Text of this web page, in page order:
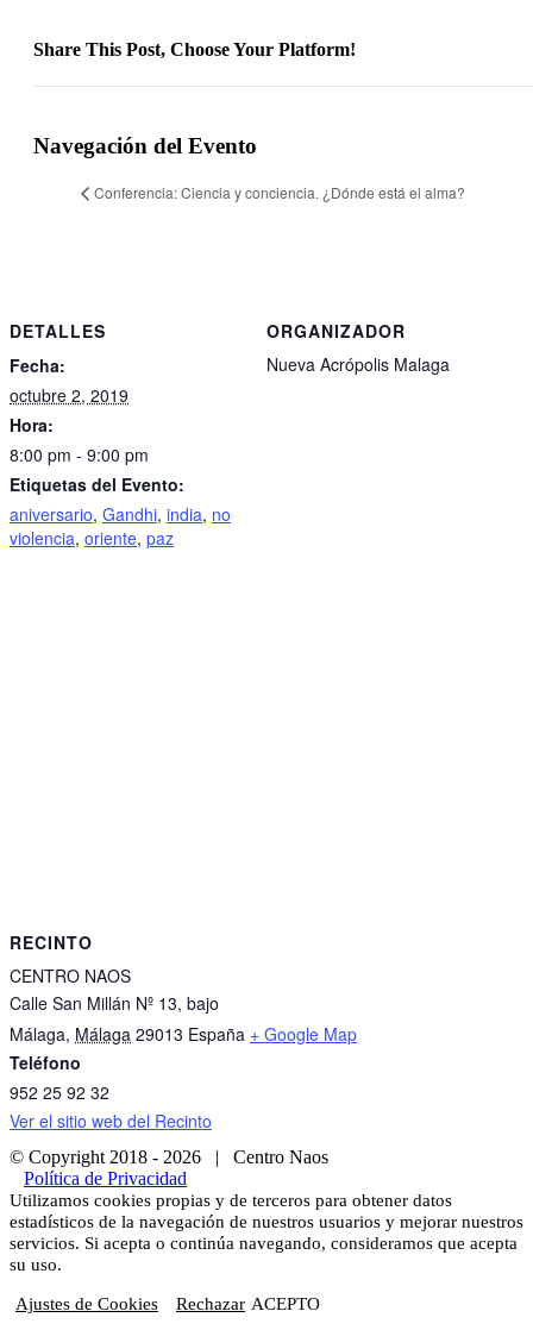
Share This Post, Choose Your Platform!
Navegación del Evento
Conferencia: Ciencia y conciencia. ¿Dónde está el alma?
DETALLES
Fecha:
octubre 2, 2019
Hora:
8:00 pm - 9:00 pm
Etiquetas del Evento:
aniversario, Gandhi, india, no
violencia, oriente, paz
ORGANIZADOR
Nueva Acrópolis Malaga
RECINTO
CENTRO NAOS
Calle San Millán Nº 13, bajo
Málaga, Málaga 29013 España + Google Map
Teléfono
952 25 92 32
Ver el sitio web del Recinto
© Copyright 2018 - 2026 | Centro Naos
Política de Privacidad
Facebook
Twitter
Instagram
Utilizamos cookies propias y de terceros para obtener datos
estadísticos de la navegación de nuestros usuarios y mejorar nuestros
servicios. Si acepta o continúa navegando, consideramos que acepta
su uso.
Ajustes de Cookies Rechazar ACEPTO